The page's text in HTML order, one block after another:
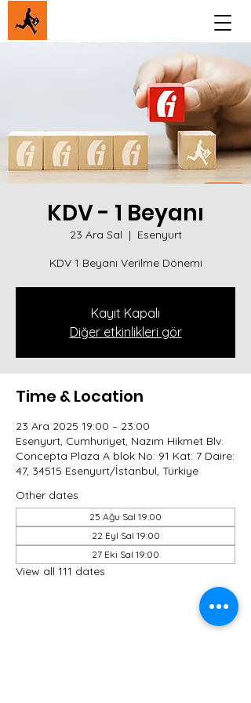
KDV - 1 Beyanı
23 Ara Sal
  |
Esenyurt
KDV 1 Beyanı Verilme Dönemi
Kayıt Kapalı
Diğer etkinlikleri gör
Time & Location
23 Ara 2025 19:00 – 23:00
Esenyurt, Cumhuriyet, Nazım Hikmet Blv.
Concepta Plaza A blok No: 91 Kat: 7 Daire:
47, 34515 Esenyurt/İstanbul, Türkiye
Other dates
25 Ağu Sal 19:00
22 Eyl Sal 19:00
27 Eki Sal 19:00
View all 111 dates